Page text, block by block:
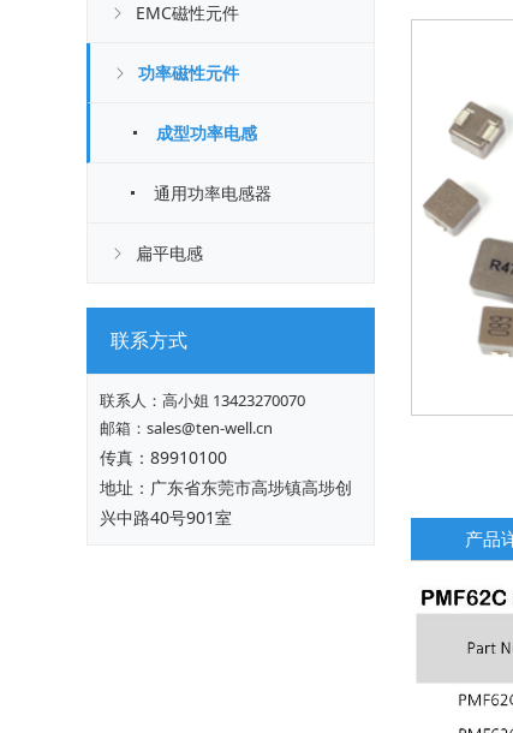
EMC磁性元件
功率磁性元件
成型功率电感
通用功率电感器
扁平电感
联系方式
联系人： 高小姐 13423270070
邮箱：sales@ten-well.cn
传真：89910100
地址：广东省东莞市高埗镇高埗创
兴中路40号901室
产品